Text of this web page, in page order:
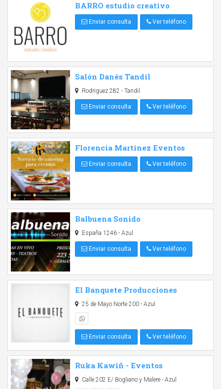
BARRO estudio creativo
Enviar consulta Ver teléfono
Salón Danés Tandil
Rodriguez 282 - Tandil
Enviar consulta Ver teléfono
Florencia Martínez Eventos
Enviar consulta Ver teléfono
Balbuena Sonido
España 1246 - Azul
Enviar consulta Ver teléfono
El Banquete Producciones
25 de Mayo Norte 200 - Azul
Enviar consulta Ver teléfono
Ruka Kawiñ - Eventos
Calle 202 E/ Bogliano y Malere - Azul